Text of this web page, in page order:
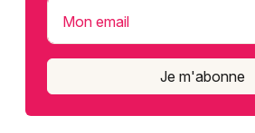
Mon email
Je m'abonne